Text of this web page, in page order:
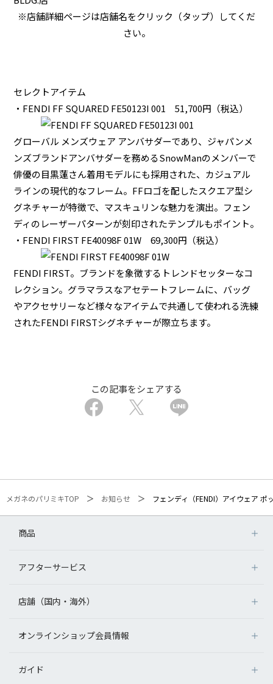
※店舗詳細ページは店舗名をクリック（タップ）してくだ
さい。
セレクトアイテム
・FENDI FF SQUARED FE50123I 00151,700円 （税込）
グローバル メンズウェア アンバサダーであり、ジャパンメ
ンズブランドアンバサダーを務めるSnowManのメンバーで
俳優の目黒蓮さん着用モデルにも採用された、カジュアル
ラインの現代的なフレーム。FFロゴを配したスクエア型シ
グネチャーが特徴で、マスキュリンな魅力を演出。フェン
ディのレーザーパターンが刻印されたテンプルもポイント。
・FENDI FIRST FE40098F 01W69,300円 （税込）
FENDI FIRST。ブランドを象徴するトレンドセッターなコ
レクション。グラマラスなアセテートフレームに、バッグ
やアクセサリーなど様々なアイテムで共通して使われる洗練
されたFENDI FIRSTシグネチャーが際立ちます。
この記事をシェアする
メガネのパリミキTOP お知らせ フェンディ（FENDI）アイウェア
商品
アフターサービス
店舗（国内・海外）
オンラインショップ会員情報
ガイド